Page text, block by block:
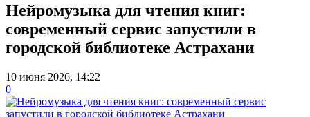
Нейромузыка для чтения книг:
современный сервис запустили в
городской библиотеке Астрахани
10 июня 2026, 14:22
0